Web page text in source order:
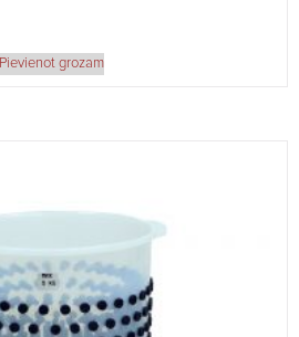
Pievienot grozam